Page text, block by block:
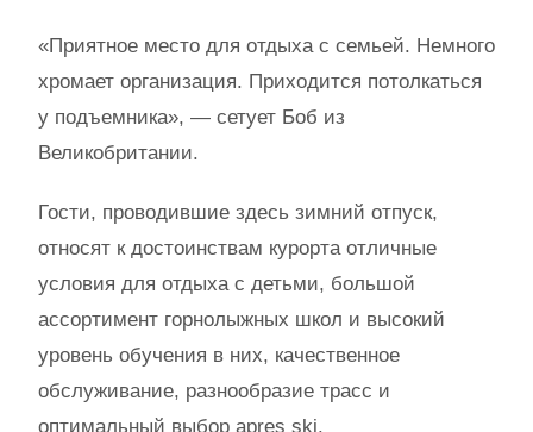
«Приятное место для отдыха с семьей. Немного
хромает организация. Приходится потолкаться
у подъемника», — сетует Боб из
Великобритании.
Гости, проводившие здесь зимний отпуск,
относят к достоинствам курорта отличные
условия для отдыха с детьми, большой
ассортимент горнолыжных школ и высокий
уровень обучения в них, качественное
обслуживание, разнообразие трасс и
оптимальный выбор apres ski.